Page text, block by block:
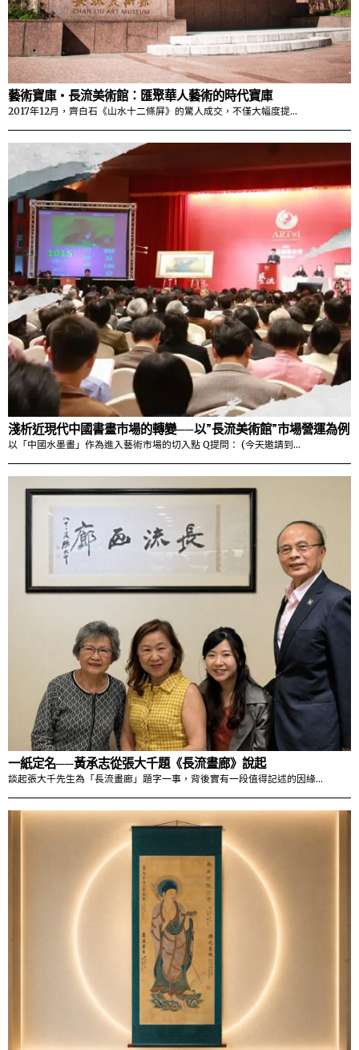
藝術寶庫・長流美術館：匯聚華人藝術的時代寶庫
2017年12月，齊白石《山水十二條屏》的驚人成交，不僅大幅度提…
淺析近現代中國書畫市場的轉變──以”長流美術館”市場營運為例
以「中國水墨畫」作為進入藝術市場的切入點 Q提問： (今天邀請到…
一紙定名──黃承志從張大千題《長流畫廊》說起
談起張大千先生為「長流畫廊」題字一事，背後實有一段值得記述的因緣…